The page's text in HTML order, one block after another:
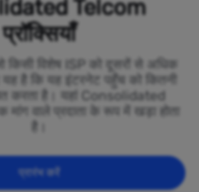
Telcom
प्रॉक्सियाँ
किसी विशेष ISP को दूसरों से अधिक
यह है कि यह इंटरनेट पहुँच को कितनी
करता है। यहां Consolidated
वाले प्रदाता के रूप में खड़ा होता
प्रारंभ करें